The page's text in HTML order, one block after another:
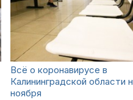
Всё о коронавирусе в
Калининградской области
ноября